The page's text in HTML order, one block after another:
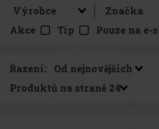
Akce
Tip Pouze na e-
Řazení:
Produktů na straně